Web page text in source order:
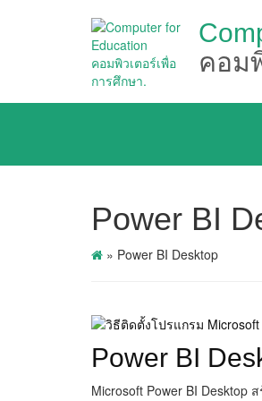
คอม
Power BI
» Power BI Desktop
Power BI
Microsoft Power BI